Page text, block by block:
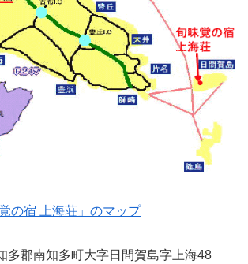
の宿 上海荘」のマップ
多郡南知多町大字日間賀島字上海48